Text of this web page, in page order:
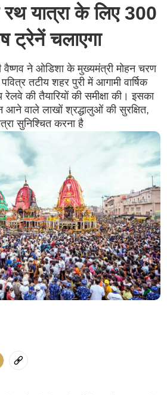
यात्रा के लिए 300
ट्रेनें चलाएगा
वैष्णव ने ओडिशा के मुख्यमंत्री मोहन चरण
तटीय शहर पुरी में आगामी वार्षिक
रेलवे की तैयारियों की समीक्षा की। इसका
आने वाले लाखों श्रद्धालुओं की सुरक्षित,
सुनिश्चित करना है